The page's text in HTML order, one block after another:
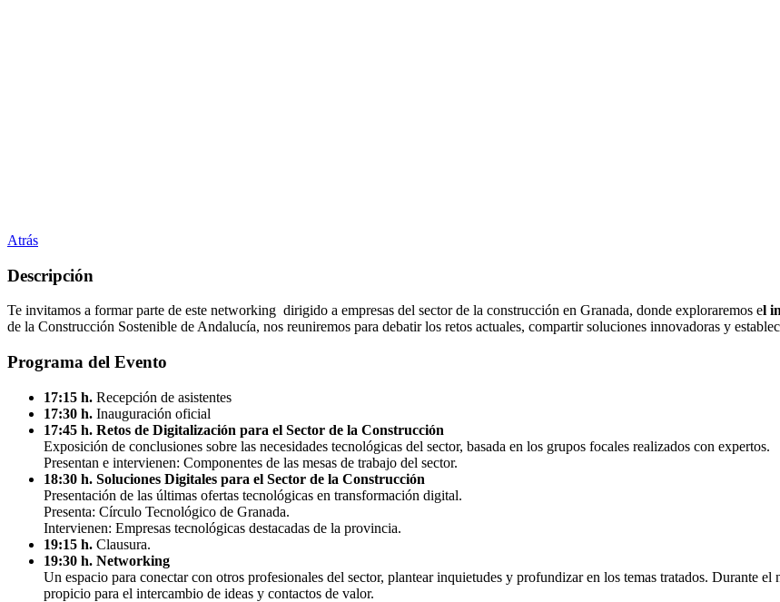
Atrás
Descripción
Te invitamos a formar parte de este networking dirigido a empresas del sector de la construcción en Granada, donde exploraremos el
de la Construcción Sostenible de Andalucía, nos reuniremos para debatir los retos actuales, compartir soluciones innovadoras y
Programa del Evento
17:15 h. Recepción de asistentes
17:30 h. Inauguración oficial
17:45 h. Retos de Digitalización para el Sector de la Construcción
Exposición de conclusiones sobre las necesidades tecnológicas del sector, basada en los grupos focales realizados con expertos.
Presentan e intervienen: Componentes de las mesas de trabajo del sector.
18:30 h. Soluciones Digitales para el Sector de la Construcción
Presentación de las últimas ofertas tecnológicas en transformación digital.
Presenta: Círculo Tecnológico de Granada.
Intervienen: Empresas tecnológicas destacadas de la provincia.
19:15 h. Clausura.
19:30 h. Networking
Un espacio para conectar con otros profesionales del sector, plantear inquietudes y profundizar en los temas tratados. Durante
propicio para el intercambio de ideas y contactos de valor.